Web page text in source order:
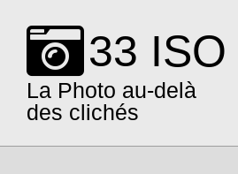
content
33 ISO
La Photo au-delà
des clichés